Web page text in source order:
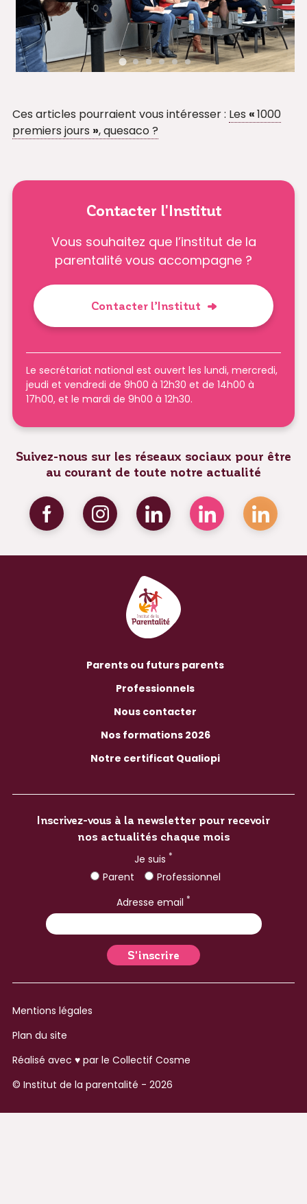
Ces articles pourraient vous intéresser : Les «1000
premiers jours », quesaco ?
Contacter l'Institut
Vous souhaitez que l’institut de la
parentalité vous accompagne ?
Contacter l’Institut
Le secrétariat national est ouvert les lundi, mercredi,
jeudi et vendredi de 9h00 à 12h30 et de 14h00 à
17h00, et le mardi de 9h00 à 12h30.
Suivez-nous sur les réseaux sociaux pour être
au courant de toute notre actualité
Parents ou futurs parents
Professionnels
Nous contacter
Nos formations 2026
Notre certificat Qualiopi
Inscrivez-vous à la newsletter pour recevoir
nos actualités chaque mois
Je suis *
Parent
Professionnel
Adresse email *
Mentions légales
Plan du site
Réalisé avec ♥ par le Collectif Cosme
© Institut de la parentalité - 2026